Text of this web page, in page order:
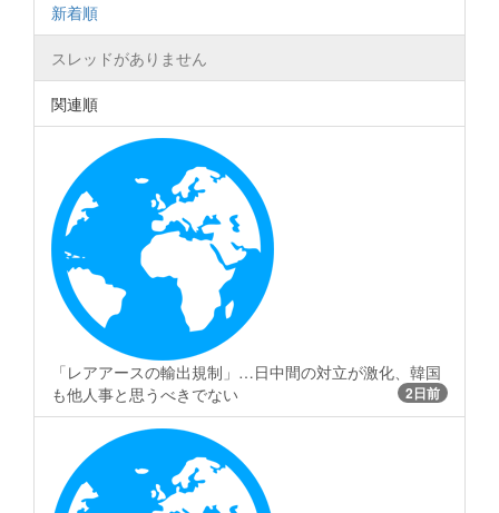
新着順
スレッドがありません
関連順
「レアアースの輸出規制」…日中間の対立が激化、韓国
も他人事と思うべきでない
2日前